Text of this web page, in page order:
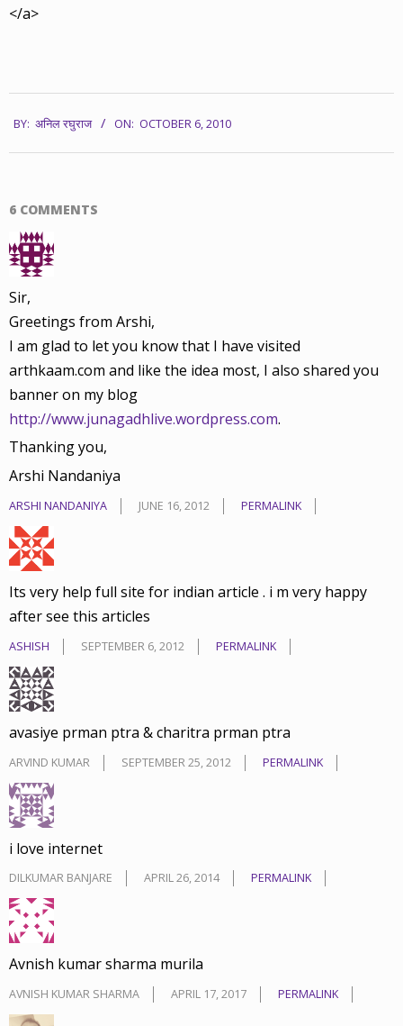
</a>
10-
06
BY: अनिल रघुराज ON: OCTOBER 6, 2010
6 COMMENTS
Sir,
Greetings from Arshi,
I am glad to let you know that I have visited
arthkaam.com and like the idea most, I also shared you
banner on my blog
http://www.junagadhlive.wordpress.com.
Thanking you,
Arshi Nandaniya
ARSHI NANDANIYA JUNE 16, 2012 PERMALINK
Its very help full site for indian article . i m very happy
after see this articles
ASHISH SEPTEMBER 6, 2012 PERMALINK
avasiye prman ptra & charitra prman ptra
ARVIND KUMAR SEPTEMBER 25, 2012 PERMALINK
i love internet
DILKUMAR BANJARE APRIL 26, 2014 PERMALINK
Avnish kumar sharma murila
AVNISH KUMAR SHARMA APRIL 17, 2017 PERMALINK